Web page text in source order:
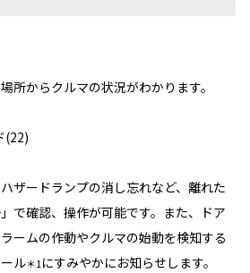
所からクルマの状況がわかります。
(22)
ザードランプの消し忘れなど、離れた
で確認、操作が可能です。また、ドア
ームの作動やクルマの始動を検知する
ル＊1 にすみやかにお知らせします。